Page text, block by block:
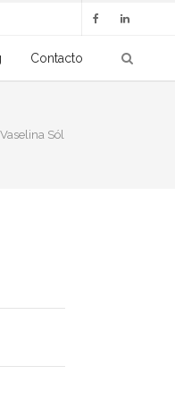
Contacto
Vaselina Sólida Blanca